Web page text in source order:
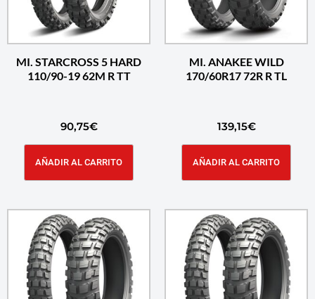
MI. STARCROSS 5 HARD
110/90-19 62M R TT
90,75€
AÑADIR AL CARRITO
MI. ANAKEE WILD
170/60R17 72R R TL
139,15€
AÑADIR AL CARRITO